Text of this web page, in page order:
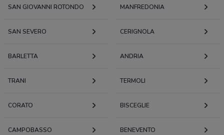
SAN GIOVANNI ROTONDO MANFREDONIA
SAN SEVERO CERIGNOLA
BARLETTA ANDRIA
TRANI TERMOLI
CORATO BISCEGLIE
CAMPOBASSO BENEVENTO